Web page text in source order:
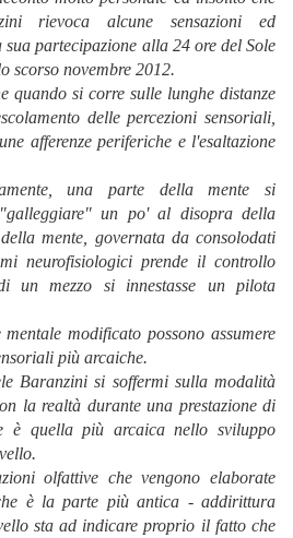
rievoca alcune sensazioni ed
partecipazione alla 24 ore del Sole
scorso novembre 2012.
quando si corre sulle lunghe distanze
delle percezioni sensoriali,
afferenze periferiche e l'esaltazione
una parte della mente si
un po' al disopra della
mente, governata da consolodati
neurofisiologici prende il controllo
un mezzo si innestasse un pilota
modificato possono assumere
più arcaiche.
Baranzini si soffermi sulla modalità
la realtà durante una prestazione di
è quella più arcaica nello sviluppo
olfattive che vengono elaborate
è la parte più antica - addirittura
sta ad indicare proprio il fatto che